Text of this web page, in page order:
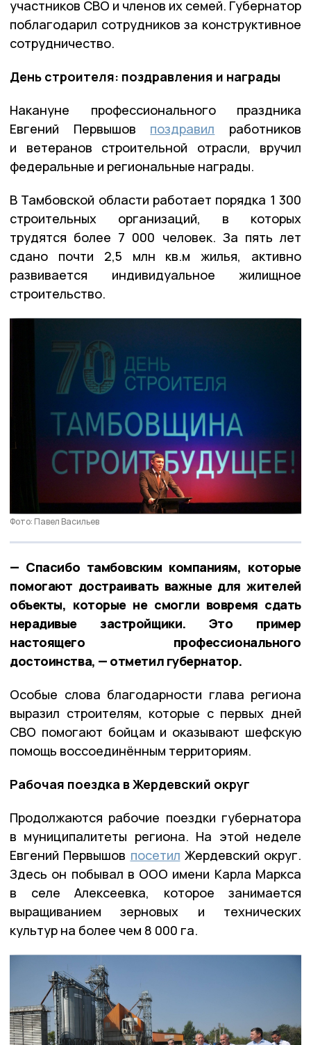
участников СВО и членов их семей. Губернатор
поблагодарил сотрудников за конструктивное
сотрудничество.
День строителя: поздравления и награды
Накануне профессионального праздника
Евгений Первышов поздравил работников
и ветеранов строительной отрасли, вручил
федеральные и региональные награды.
В Тамбовской области работает порядка 1 300
строительных организаций, в которых
трудятся более 7 000 человек. За пять лет
сдано почти 2,5 млн кв.м жилья, активно
развивается индивидуальное жилищное
строительство.
Фото: Павел Васильев
— Спасибо тамбовским компаниям, которые
помогают достраивать важные для жителей
объекты, которые не смогли вовремя сдать
нерадивые застройщики. Это пример
настоящего профессионального
достоинства, — отметил губернатор.
Особые слова благодарности глава региона
выразил строителям, которые с первых дней
СВО помогают бойцам и оказывают шефскую
помощь воссоединённым территориям.
Рабочая поездка в Жердевский округ
Продолжаются рабочие поездки губернатора
в муниципалитеты региона. На этой неделе
Евгений Первышов посетил Жердевский округ.
Здесь он побывал в ООО имени Карла Маркса
в селе Алексеевка, которое занимается
выращиванием зерновых и технических
культур на более чем 8 000 га.